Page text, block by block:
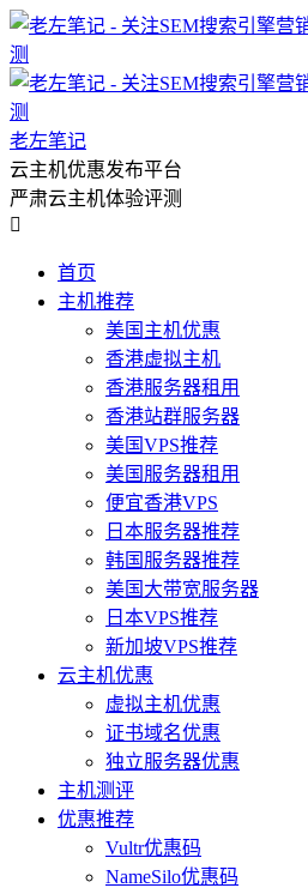
老左笔记
云主机优惠发布平台
严肃云主机体验评测

首页
主机推荐
美国主机优惠
香港虚拟主机
香港服务器租用
香港站群服务器
美国VPS推荐
美国服务器租用
便宜香港VPS
日本服务器推荐
韩国服务器推荐
美国大带宽服务器
日本VPS推荐
新加坡VPS推荐
云主机优惠
虚拟主机优惠
证书域名优惠
独立服务器优惠
主机测评
优惠推荐
Vultr优惠码
NameSilo优惠码